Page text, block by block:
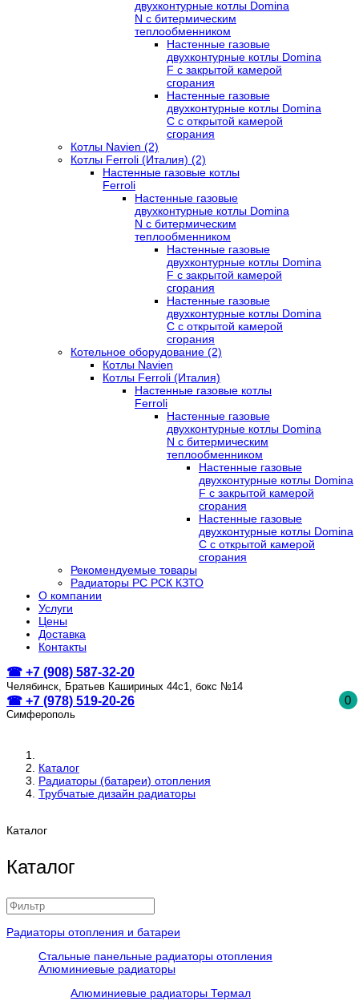
двухконтурные котлы Domina
N с битермическим
теплообменником
Настенные газовые
двухконтурные котлы Domina
F с закрытой камерой
сгорания
Настенные газовые
двухконтурные котлы Domina
C с открытой камерой
сгорания
Котлы Navien (2)
Котлы Ferroli (Италия) (2)
Настенные газовые котлы
Ferroli
Настенные газовые
двухконтурные котлы Domina
N с битермическим
теплообменником
Настенные газовые
двухконтурные котлы Domina
F с закрытой камерой
сгорания
Настенные газовые
двухконтурные котлы Domina
C с открытой камерой
сгорания
Котельное оборудование (2)
Котлы Navien
Котлы Ferroli (Италия)
Настенные газовые котлы
Ferroli
Настенные газовые
двухконтурные котлы Domina
N с битермическим
теплообменником
Настенные газовые
двухконтурные котлы Domina
F с закрытой камерой
сгорания
Настенные газовые
двухконтурные котлы Domina
C с открытой камерой
сгорания
Рекомендуемые товары
Радиаторы РС РСК КЗТО
О компании
Услуги
Цены
Доставка
Контакты
☎ +7 (908) 587-32-20
Челябинск, Братьев Кашириных 44с1, бокс №14
☎ +7 (978) 519-20-26
Симферополь
0
Каталог
Радиаторы (батареи) отопления
Трубчатые дизайн радиаторы
Каталог
Каталог
Радиаторы отопления и батареи
Стальные панельные радиаторы отопления
Алюминиевые радиаторы
Алюминиевые радиаторы Термал